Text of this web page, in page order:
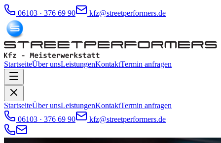
06103 · 376 69 90 kfz@streetperformers.de
StartseiteÜber unsLeistungenKontaktTermin anfragen
StartseiteÜber unsLeistungenKontaktTermin anfragen
06103 · 376 69 90
kfz@streetperformers.de